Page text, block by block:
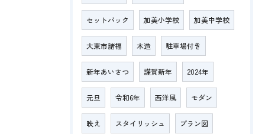
セットバック 加美小学校 加美中学校
大東市諸福 木造 駐車場付き
新年あいさつ 謹賀新年 2024年
元旦 令和6年 西洋風 モダン
映え スタイリッシュ プラン図